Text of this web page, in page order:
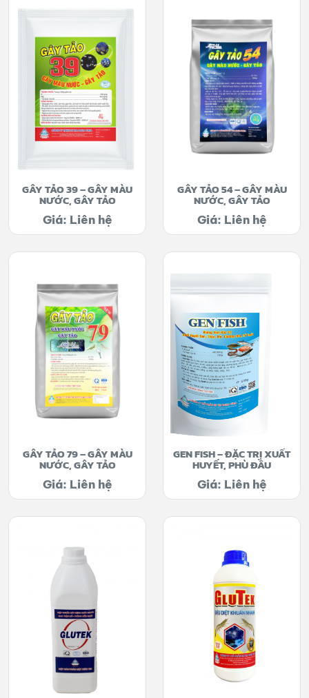
GÂY TẢO 39 – GÂY MÀU
NƯỚC, GÂY TẢO
Giá: Liên hệ
GÂY TẢO 54 – GÂY MÀU
NƯỚC, GÂY TẢO
Giá: Liên hệ
GÂY TẢO 79 – GÂY MÀU
NƯỚC, GÂY TẢO
Giá: Liên hệ
GEN FISH – ĐẶC TRỊ XUẤT
HUYẾT, PHÙ ĐẦU
Giá: Liên hệ